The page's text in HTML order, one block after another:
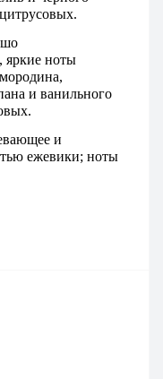
яркие ноты
и ванильного
и
ежевики; ноты